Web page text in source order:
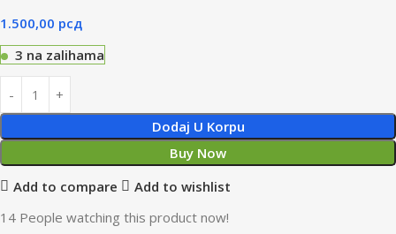
1.500,00 рсд
3 na zalihama
Dodaj U Korpu
Buy Now
Add to compare
Add to wishlist
14 People watching this product now!